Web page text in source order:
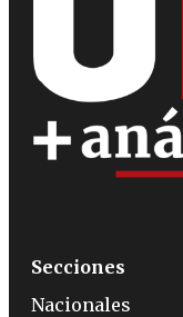
Secciones
Nacionales